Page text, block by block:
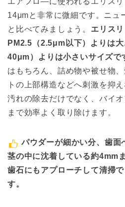
14μmと非常に微細です。ニュ
と比べてみましょう。 エリスリ
PM2.5（2.5μm以下）よりは
40μm）よりは小さいサイズで
はもちろん、詰め物や被せ物
トの上部構造などへ刺激を抑
汚れの除去だけでなく、バイ
まで効率よく取り除けます。
パウダーが細かい分、歯面
茎の中に沈着している約4mm
歯石にもアプローチして清掃
す。